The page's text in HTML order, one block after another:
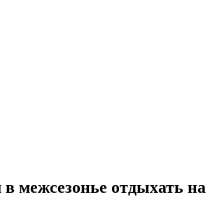
межсезонье отдыхать